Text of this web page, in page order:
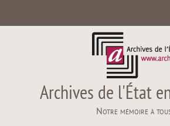
Archives de l'État
Notre mémoire à